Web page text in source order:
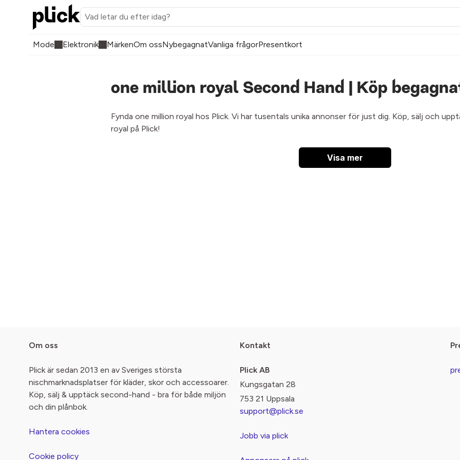
Mode Elektronik MärkenOm ossNybegagnatVanliga frågorPresentkort
one million royal Second Hand | Köp
Fynda one million royal hos Plick. Vi har tusentals unika annonser för just dig. Köp, sälj och
royal på Plick!
Visa mer
Om oss
Plick är sedan 2013 en av Sveriges största
nischmarknadsplatser för kläder, skor och accessoarer.
Köp, sälj & upptäck second-hand - bra för både miljön
och din plånbok.
Hantera cookies
Cookie policy
Kontakt
Plick AB
Kungsgatan 28
753 21 Uppsala
support@plick.se
Jobb via plick